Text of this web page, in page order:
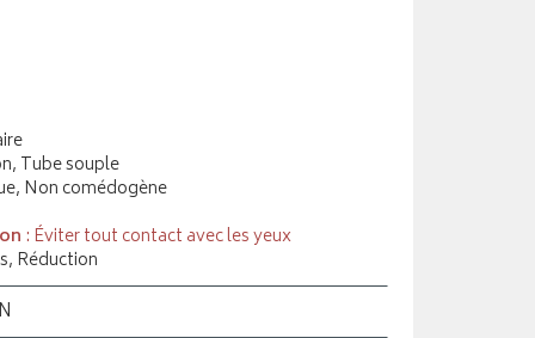
Tube souple
Non comédogène
: Éviter tout contact avec les yeux
Réduction